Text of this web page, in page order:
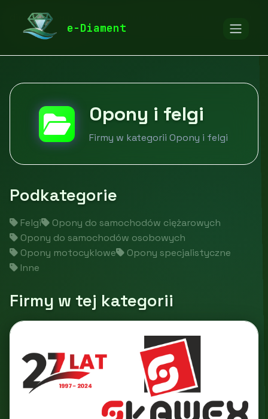
e-Diament
diamentspa.pl
Opony i felgi
Opony i felgi
Firmy w kategorii Opony i felgi
Podkategorie
Felgi
Opony do samochodów ciężarowych
Opony do samochodów osobowych
Opony motocyklowe
Opony specjalistyczne
Inne
Firmy w tej kategorii